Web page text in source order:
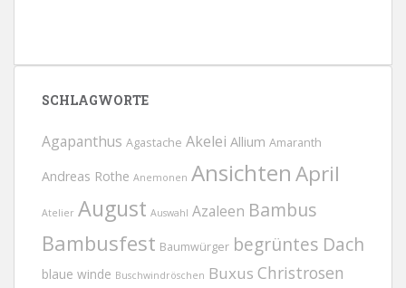
SCHLAGWORTE
Agapanthus Agastache Akelei Allium Amaranth
Andreas Rothe Anemonen AnsichtenApril
Atelier August Auswahl Azaleen Bambus
Bambusfest Baumwürger begrüntes Dach
blaue winde Buschwindröschen Buxus Christrosen